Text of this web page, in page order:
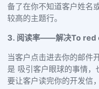
备了在你不知道客户姓名
较高的主题行。
3. 阅读率——解决To red
当客户点击进去你的邮件
是 吸引客户眼球的事情，
要让客户读完你的开发信